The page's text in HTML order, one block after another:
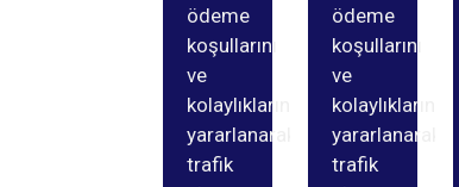
ödeme
koşullarını
ve
kolaylıklarından
yararlanarak
trafik
ödeme
koşullarını
ve
kolaylıklarından
yararlanarak
trafik